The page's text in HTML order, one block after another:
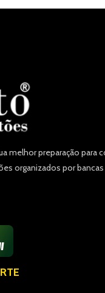
melhor preparação para
organizados por